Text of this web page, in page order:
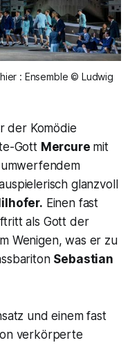
: Ensemble © Ludwig
der Komödie
Gott Mercure mit
glanzvoll
Einen fast
als Gott der
Wenigen, was er zu
Sebastian
und einem fast
verkörperte